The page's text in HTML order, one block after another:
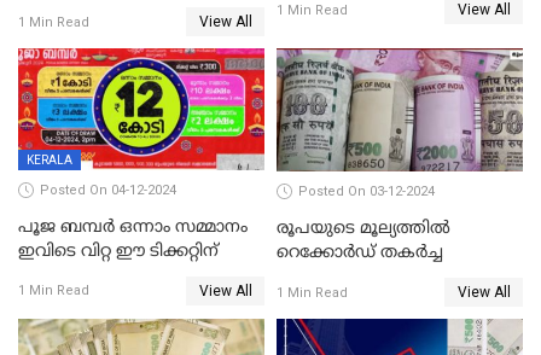
കൂടുന്നില്ലേ? കാരണം ഇതാണ്
1 Min Read View All
1 Min Read View All
KERALA
Posted On 04-12-2024
പൂജ ബമ്പർ ഒന്നാം സമ്മാനം
ഇവിടെ വിറ്റ ഈ ടിക്കറ്റിന്
1 Min Read View All
Posted On 03-12-2024
രൂപയുടെ മൂല്യത്തില്‍
റെക്കോര്‍ഡ് തകര്‍ച്ച
1 Min Read View All